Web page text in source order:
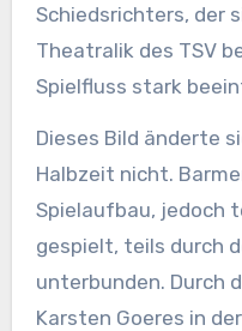
Schiedsrichters, der
Theatralik des TSV
Spielfluss stark
Dieses Bild änderte
Halbzeit nicht.
Spielaufbau, jedoch
gespielt, teils durch
unterbunden. Durch
Karsten Goeres in